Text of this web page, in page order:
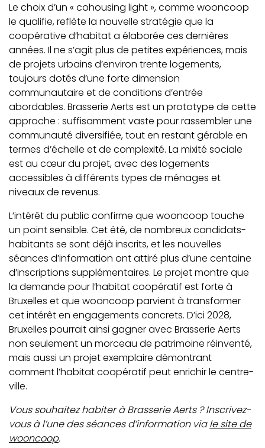
Le choix d’un « cohousing light », comme wooncoop
le qualifie, reflète la nouvelle stratégie que la
coopérative d’habitat a élaborée ces dernières
années. Il ne s’agit plus de petites expériences, mais
de projets urbains d’environ trente logements,
toujours dotés d’une forte dimension
communautaire et de conditions d’entrée
abordables. Brasserie Aerts est un prototype de cette
approche : suffisamment vaste pour rassembler une
communauté diversifiée, tout en restant gérable en
termes d’échelle et de complexité. La mixité sociale
est au cœur du projet, avec des logements
accessibles à différents types de ménages et
niveaux de revenus.
L’intérêt du public confirme que wooncoop touche
un point sensible. Cet été, de nombreux candidats-
habitants se sont déjà inscrits, et les nouvelles
séances d’information ont attiré plus d’une centaine
d’inscriptions supplémentaires. Le projet montre que
la demande pour l’habitat coopératif est forte à
Bruxelles et que wooncoop parvient à transformer
cet intérêt en engagements concrets. D’ici 2028,
Bruxelles pourrait ainsi gagner avec Brasserie Aerts
non seulement un morceau de patrimoine réinventé,
mais aussi un projet exemplaire démontrant
comment l’habitat coopératif peut enrichir le centre-
ville.
Vous souhaitez habiter à Brasserie Aerts ? Inscrivez-
vous à l’une des séances d’information viale site de
wooncoop.